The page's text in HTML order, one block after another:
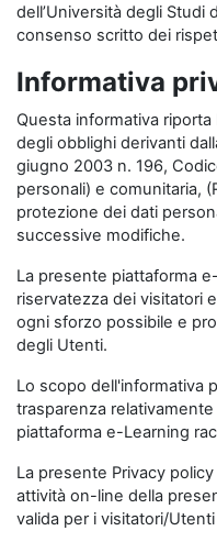
dell’Università degli Studi
consenso scritto dei
Informativa
Questa informativa
degli obblighi derivanti
giugno 2003 n. 196,
personali) e comunitaria,
protezione dei dati
successive modifiche.
La presente piattaforma
riservatezza dei visitatori
ogni sforzo possibile e
degli Utenti.
Lo scopo dell'informativa
trasparenza
piattaforma e-Learning
La presente Privacy
attività on-line della
valida per i visitatori/